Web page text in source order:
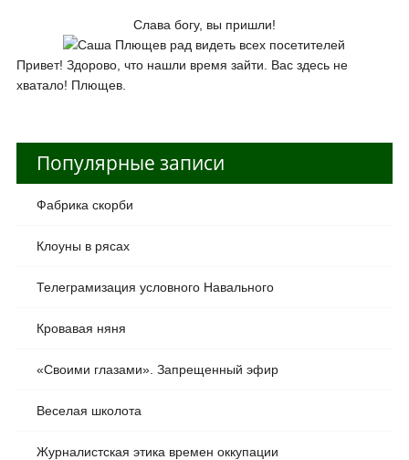
Слава богу, вы пришли!
Привет! Здорово, что нашли время зайти. Вас здесь не
хватало! Плющев.
Популярные записи
Фабрика скорби
Клоуны в рясах
Телеграмизация условного Навального
Кровавая няня
«Своими глазами». Запрещенный эфир
Веселая школота
Журналистская этика времен оккупации